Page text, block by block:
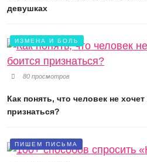
девушках
ИЗМЕНА И БОЛЬ
80 просмотров
Как понять, что человек не
признаться?
ПИШЕМ ПИСЬМА